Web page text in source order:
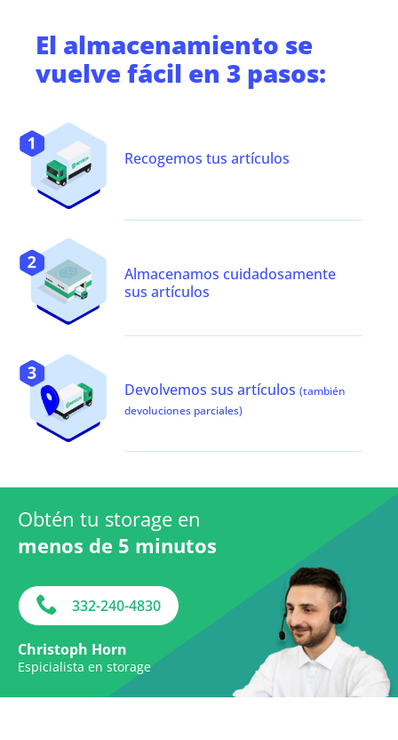
El almacenamiento se
vuelve fácil en 3 pasos:
Recogemos tus artículos
Almacenamos cuidadosamente
sus artículos
Devolvemos sus artículos (también
devoluciones parciales)
Obtén tu storage en
menos de 5 minutos
332-240-4830
Christoph Horn
Espicialista en storage